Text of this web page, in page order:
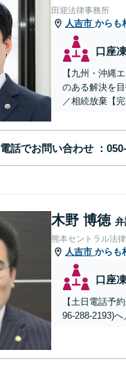
田迎法律事務所
人吉市 からも
口座
【九州・沖縄
のある解決を
／相続放棄【完
電話でお問い合わせ
木野 博徳
熊本セントラル法
人吉市 からも
口座
【土日電話予
96-288-2193)